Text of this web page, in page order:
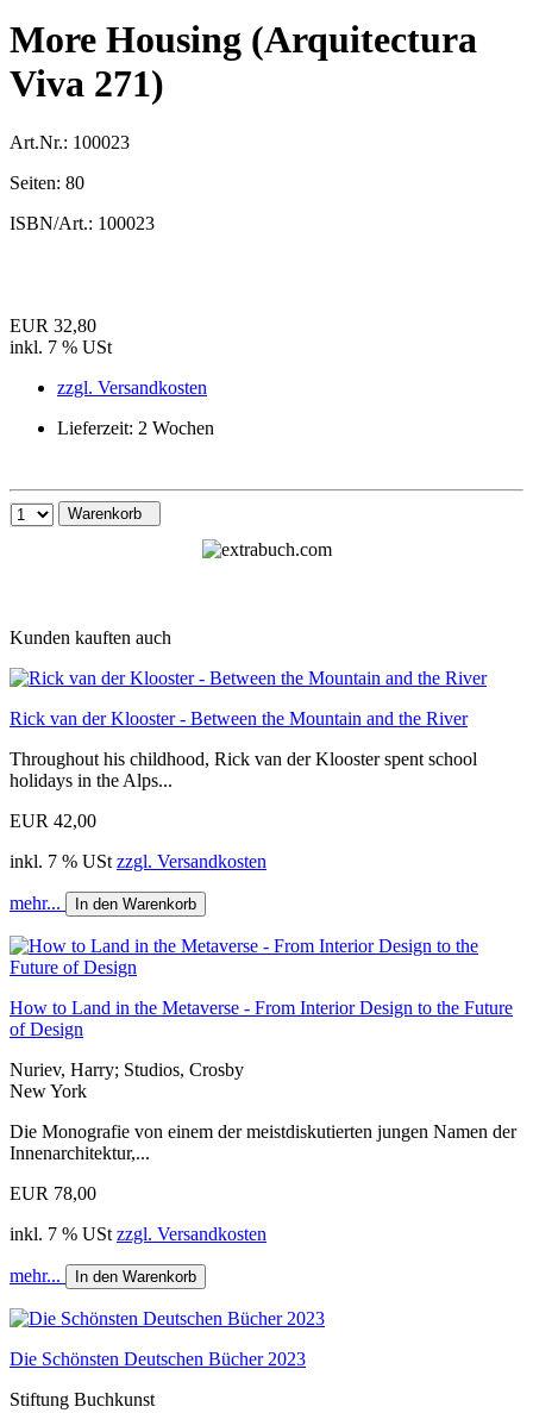
More Housing (Arquitectura
Viva 271)
Art.Nr.: 100023
Seiten: 80
ISBN/Art.: 100023
EUR 32,80
inkl. 7 % USt
zzgl. Versandkosten
Lieferzeit: 2 Wochen
Warenkorb
Kunden kauften auch
Rick van der Klooster - Between the Mountain and the River
Throughout his childhood, Rick van der Klooster spent school
holidays in the Alps...
EUR 42,00
inkl. 7 % USt zzgl. Versandkosten
mehr... In den Warenkorb
How to Land in the Metaverse - From Interior Design to the Future
of Design
Nuriev, Harry; Studios, Crosby
New York
Die Monografie von einem der meistdiskutierten jungen Namen der
Innenarchitektur,...
EUR 78,00
inkl. 7 % USt zzgl. Versandkosten
mehr... In den Warenkorb
Die Schönsten Deutschen Bücher 2023
Stiftung Buchkunst